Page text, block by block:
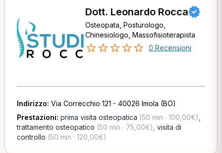
Dott. Leonardo Rocca
Osteopata, Posturologo,
Chinesiologo, Massofisioterapista
0 Recensioni
Indirizzo: Via Correcchio 121 - 40026 Imola (BO)
Prestazioni: prima visita osteopatica (50 min · 100,00€)
trattamento osteopatico (50 min · 75,00€) visita di
controllo (50 min · 120,00€)